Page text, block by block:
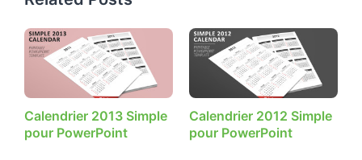
Calendrier 2013 Simple
pour PowerPoint
Calendrier 2012 Simple
pour PowerPoint